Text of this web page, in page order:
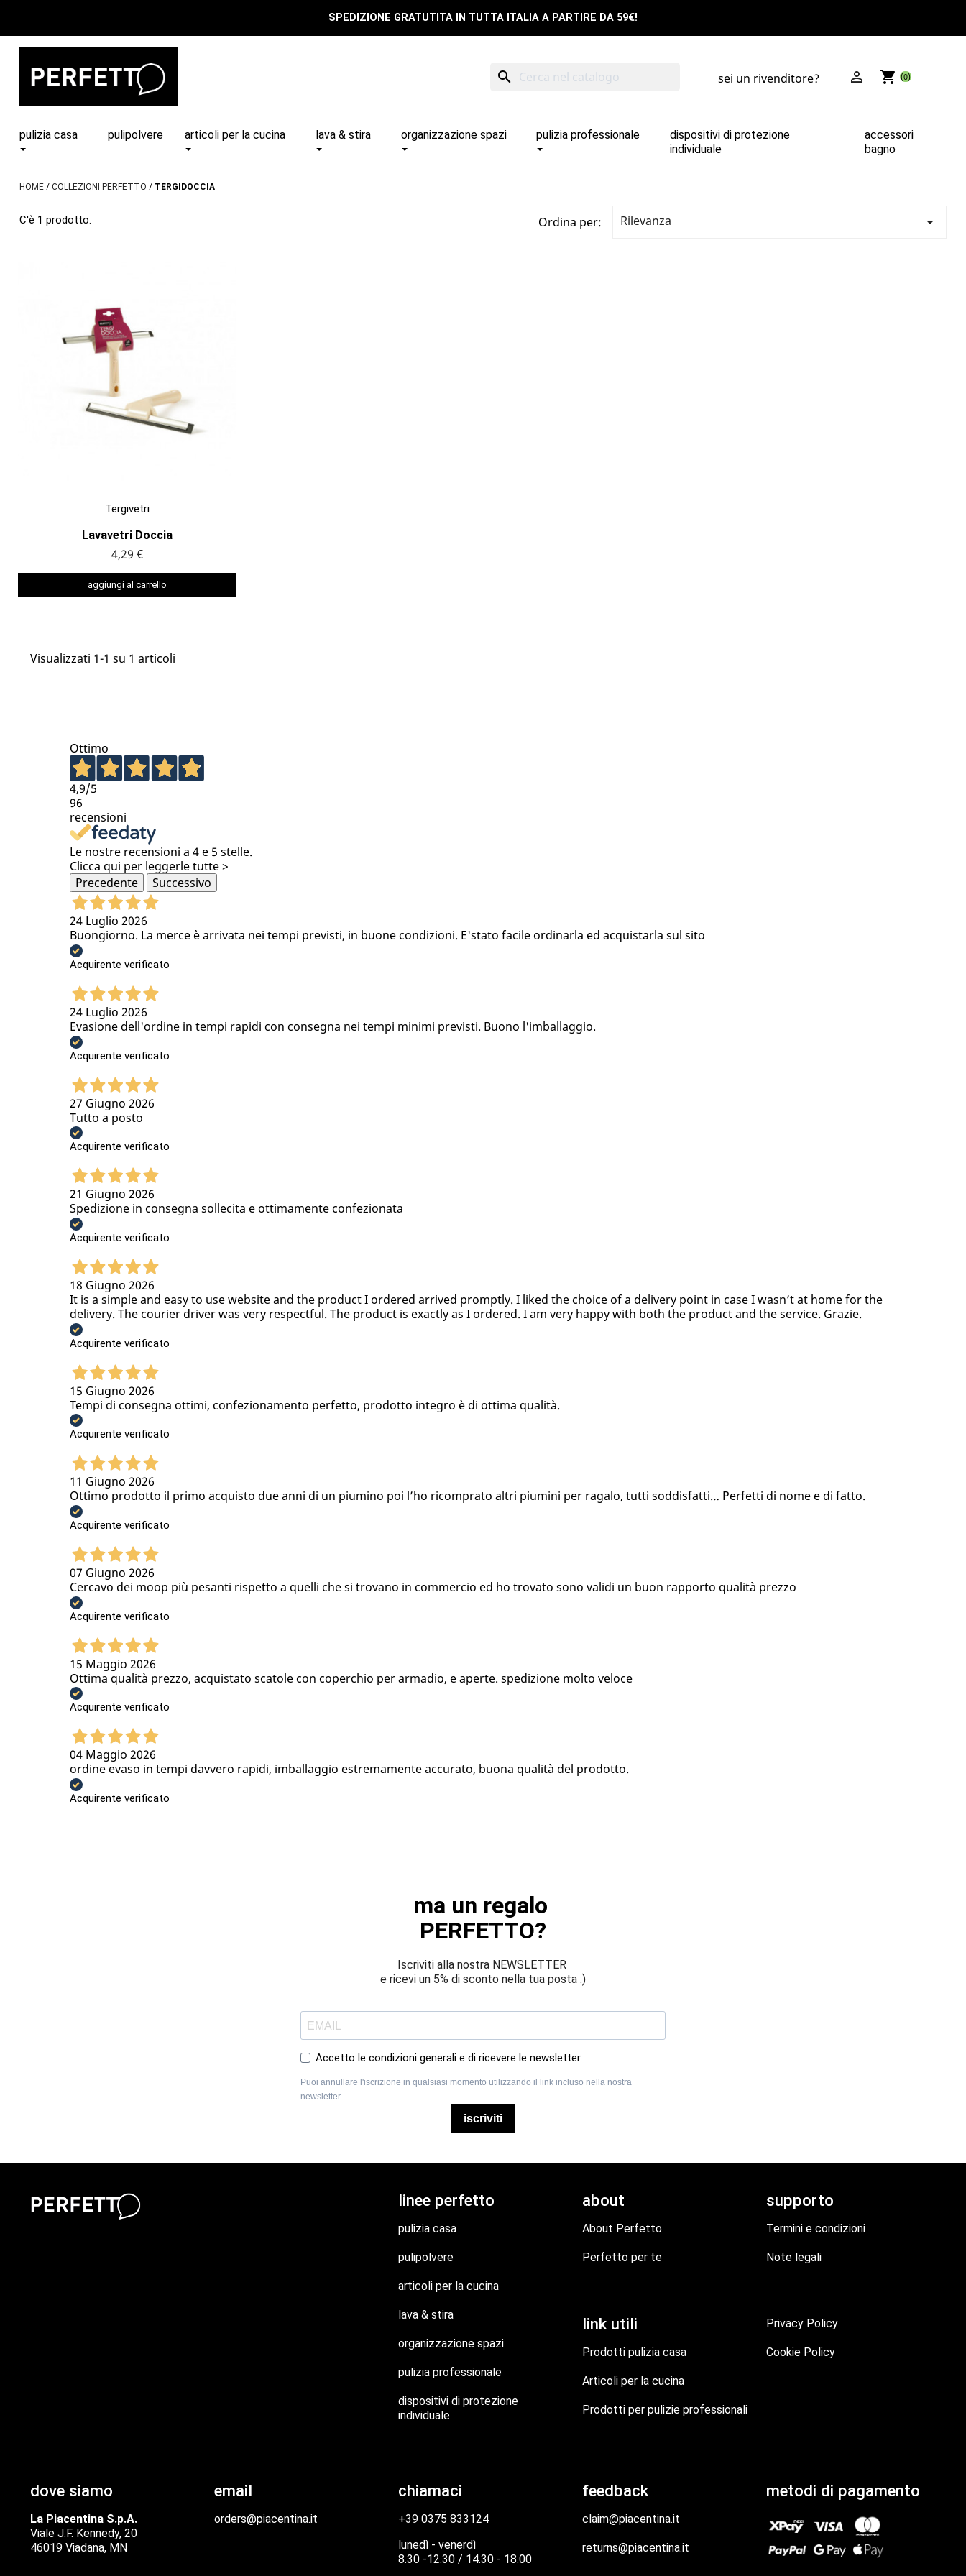
SPEDIZIONE GRATUTITA IN TUTTA ITALIA A PARTIRE DA 59€!
search sei un rivenditore?  shopping_cart (0)
pulizia casa pulipolvere articoli per la cucina lava & stira organizzazione spazi pulizia professionale
dispositivi di protezione
individuale
accessori
bagno
HOME COLLEZIONI PERFETTO TERGIDOCCIA
C'è 1 prodotto. Ordina per: Rilevanza 
Tergivetri
Lavavetri Doccia
4,29 €
aggiungi al carrello
ANTEPRIMA
Visualizzati 1-1 su 1 articoli
Ottimo
4,9/5
96
recensioni
Le nostre recensioni a 4 e 5 stelle.
Clicca qui per leggerle tutte >
Precedente
Successivo
24 Luglio 2026
Buongiorno. La merce è arrivata nei tempi previsti, in buone condizioni. E'stato facile ordinarla ed acquistarla sul sito
Acquirente verificato
24 Luglio 2026
Evasione dell'ordine in tempi rapidi con consegna nei tempi minimi previsti. Buono l'imballaggio.
Acquirente verificato
27 Giugno 2026
Tutto a posto
Acquirente verificato
21 Giugno 2026
Spedizione in consegna sollecita e ottimamente confezionata
Acquirente verificato
18 Giugno 2026
It is a simple and easy to use website and the product I ordered arrived promptly. I liked the choice of a delivery point in case I wasn’t at home for the
delivery. The courier driver was very respectful. The product is exactly as I ordered. I am very happy with both the product and the service. Grazie.
Acquirente verificato
15 Giugno 2026
Tempi di consegna ottimi, confezionamento perfetto, prodotto integro è di ottima qualità.
Acquirente verificato
11 Giugno 2026
Ottimo prodotto il primo acquisto due anni di un piumino poi l’ho ricomprato altri piumini per ragalo, tutti soddisfatti… Perfetti di nome e di fatto.
Acquirente verificato
07 Giugno 2026
Cercavo dei moop più pesanti rispetto a quelli che si trovano in commercio ed ho trovato sono validi un buon rapporto qualità prezzo
Acquirente verificato
15 Maggio 2026
Ottima qualità prezzo, acquistato scatole con coperchio per armadio, e aperte. spedizione molto veloce
Acquirente verificato
04 Maggio 2026
ordine evaso in tempi davvero rapidi, imballaggio estremamente accurato, buona qualità del prodotto.
Acquirente verificato
ma un regalo
PERFETTO?
Iscriviti alla nostra NEWSLETTER
e ricevi un 5% di sconto nella tua posta :)
Accetto le condizioni generali e di ricevere le newsletter
Puoi annullare l'iscrizione in qualsiasi momento utilizzando il link incluso nella nostra
newsletter.
iscriviti
linee perfetto
pulizia casa
pulipolvere
articoli per la cucina
lava & stira
organizzazione spazi
pulizia professionale
dispositivi di protezione
individuale
about
About Perfetto
Perfetto per te
link utili
Prodotti pulizia casa
Articoli per la cucina
Prodotti per pulizie professionali
supporto
Termini e condizioni
Note legali
Privacy Policy
Cookie Policy
dove siamo
La Piacentina S.p.A.
Viale J.F. Kennedy, 20
46019 Viadana, MN
email
orders@piacentina.it
chiamaci
+39 0375 833124
lunedì - venerdì
8.30 -12.30 / 14.30 - 18.00
feedback
claim@piacentina.it
returns@piacentina.it
metodi di pagamento